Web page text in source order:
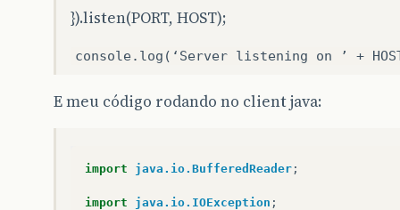
}).listen(PORT, HOST);
console.log(‘Server listening on ’ +
E meu código rodando no client java:
import java.io.BufferedReader ;
import java.io.IOException ;